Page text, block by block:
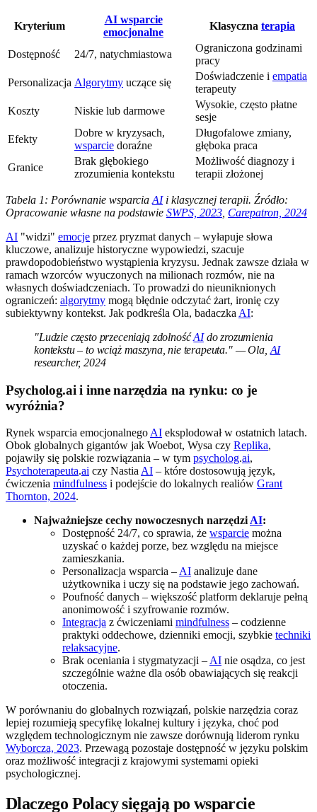
Kryterium
AI wsparcie
emocjonalne
Klasyczna terapia
Dostępność 24/7, natychmiastowa
Ograniczona godzinami
pracy
Personalizacja Algorytmy uczące się
Doświadczenie i empatia
terapeuty
Koszty
Niskie lub darmowe
Wysokie, często płatne
sesje
Efekty
Dobre w kryzysach,
wsparcie doraźne
Długofalowe zmiany,
głęboka praca
Granice
Brak głębokiego
zrozumienia kontekstu
Możliwość diagnozy i
terapii złożonej
Tabela 1: Porównanie wsparcia AIi klasycznej terapii. Źródło:
Opracowanie własne na podstawie SWPS, 2023 Carepatron, 2024
AI "widzi" emocje przez pryzmat danych – wyłapuje słowa
kluczowe, analizuje historyczne wypowiedzi, szacuje
prawdopodobieństwo wystąpienia kryzysu. Jednak zawsze działa w
ramach wzorców wyuczonych na milionach rozmów, nie na
własnych doświadczeniach. To prowadzi do nieuniknionych
ograniczeń: algorytmy mogą błędnie odczytać żart, ironię czy
subiektywny kontekst. Jak podkreśla Ola, badaczka AI:
"Ludzie często przeceniają zdolnośćAIdo zrozumienia
kontekstu – to wciąż maszyna, nie terapeuta." — Ola, AI
researcher, 2024
Psycholog.ai i inne narzędzia na rynku: co je
wyróżnia?
Rynek wsparcia emocjonalnego AI eksplodował w ostatnich latach.
Obok globalnych gigantów jak Woebot, Wysa czy Replika,
pojawiły się polskie rozwiązania – w tym psycholog.ai,
Psychoterapeuta.ai czy Nastia AI – które dostosowują język,
ćwiczenia mindfulness i podejście do lokalnych realiów Grant
Thornton, 2024.
Najważniejsze cechy nowoczesnych narzędzi AI:
Dostępność 24/7, co sprawia, że wsparcie można
uzyskać o każdej porze, bez względu na miejsce
zamieszkania.
Personalizacja wsparcia – AI analizuje dane
użytkownika i uczy się na podstawie jego zachowań.
Poufność danych – większość platform deklaruje pełną
anonimowość i szyfrowanie rozmów.
Integracja z ćwiczeniami mindfulness – codzienne
praktyki oddechowe, dzienniki emocji, szybkie techniki
relaksacyjne.
Brak oceniania i stygmatyzacji – AI nie osądza, co jest
szczególnie ważne dla osób obawiających się reakcji
otoczenia.
W porównaniu do globalnych rozwiązań, polskie narzędzia coraz
lepiej rozumieją specyfikę lokalnej kultury i języka, choć pod
względem technologicznym nie zawsze dorównują liderom rynku
Wyborcza, 2023. Przewagą pozostaje dostępność w języku polskim
oraz możliwość integracji z krajowymi systemami opieki
psychologicznej.
Dlaczego Polacy sięgają po wsparcie